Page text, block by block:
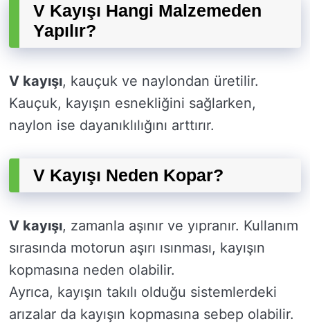
V Kayışı Hangi Malzemeden
Yapılır?
V kayışı, kauçuk ve naylondan üretilir.
Kauçuk, kayışın esnekliğini sağlarken,
naylon ise dayanıklılığını arttırır.
V Kayışı Neden Kopar?
V kayışı, zamanla aşınır ve yıpranır. Kullanım
sırasında motorun aşırı ısınması, kayışın
kopmasına neden olabilir.
Ayrıca, kayışın takılı olduğu sistemlerdeki
arızalar da kayışın kopmasına sebep olabilir.